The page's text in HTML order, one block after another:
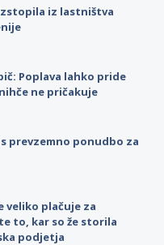
iz lastništva
Poplava lahko pride
ne pričakuje
s prevzemno ponudbo za
veliko plačuje za
to, kar so že storila
podjetja